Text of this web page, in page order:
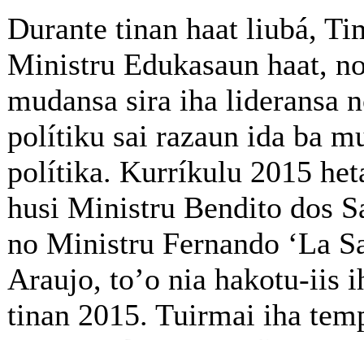
Durante tinan haat liubá,
Ministru Edukasaun haat,
mudansa sira iha lideransa
polítiku sai razaun ida ba
polítika. Kurríkulu 2015
husi Ministru Bendito dos
no Ministru Fernando ‘La
Araujo, to’o nia hakotu-iis
tinan 2015. Tuirmai iha